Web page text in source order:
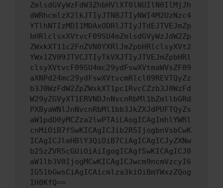
ZmlsdGVyWzFdW3ZhbHVlXT0lNUIlN0IlMjJh
dWRhcmlzX2lkJTIyJTNBJTIyNWI4M2UzNzc4
YTlhNTIzMDI1MDAxODRlJTIyJTdEJTVEJmZp
bHRlclsxXVtvcF09SU4mZmlsdGVyWzJdW2Zp
ZWxkXT11c2FnZVN0YXRlJmZpbHRlclsyXVt2
YWx1ZV09JTVCJTIyTkVXJTIyJTVEJmZpbHRl
clsyXVtvcF09SU4mc29ydFswXVtmaWVsZF09
aXNPd24mc29ydFswXVtvcmRlcl09REVTQyZz
b3J0WzFdW2ZpZWxkXT1pc1RvcCZzb3J0WzFd
W29yZGVyXT1ERVNDJnNvcnRbMl1bZmllbGRd
PXByaWNlJnNvcnRbMl1bb3JkZXJdPUFTQyZs
aW1pdD0yMCZza2lwPTAiLAogICAgImhlYWRl
cnMiOiB7fSwKICAgICJib2R5IjogbnVsbCwK
ICAgICJleHBlY3QiOiB7CiAgICAgICJyZXNw
b25zZVR5cGUiOiAiIgogICAgfSwKICAgICJ0
aW1lb3V0IjogMCwKICAgICJwcm9ncmVzcyI6
IG51bGwsCiAgICAicmlza3kiOiBmYWxzZQog
IH0KfQ==